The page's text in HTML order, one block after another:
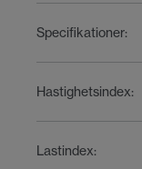
Specifikationer:
Hastighetsindex:
Lastindex: